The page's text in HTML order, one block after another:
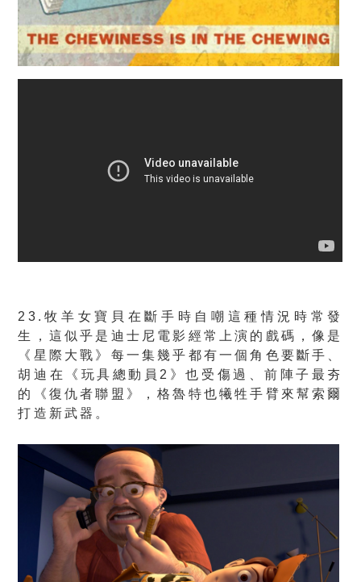
23.牧羊女寶貝在斷手時自嘲這種情況時常發
生，這似乎是迪士尼電影經常上演的戲碼，像是
《星際大戰》每一集幾乎都有一個角色要斷手、
胡迪在《玩具總動員2》也受傷過、前陣子最夯
的《復仇者聯盟》，格魯特也犧牲手臂來幫索爾
打造新武器。